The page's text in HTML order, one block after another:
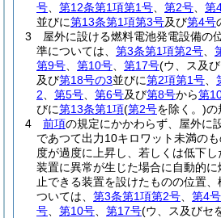
号
第12条第1項第1号 第2号 第
並びに第13条第1項第3号及び第4号
3
屋外に設ける燃料電池発電設備の
準については、 第3条第1項第2号
第9号
第10号 第17号(ウ、ス及
及び第18号の3並びに第2項第1号
2
第5号 第6号及び第8号から第
びに第13条第1項(第2号を除く。)の
4
前項の規定にかかわらず、屋外に
であつて出力10キロワット未満の
度が過度に上昇し、若しくは低下
装置に異常が生じた場合に自動的
止できる装置を設けたものの位置
ついては、 第3条第1項第2号 第4号
号
第10号 第17号(ウ、ス及びセ